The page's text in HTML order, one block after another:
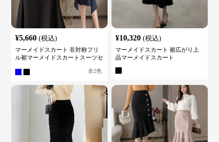
¥5,660 (税込)
マーメイドスカート 非対称フリ
ル裾マーメイドスカートスーツセ
全2色
¥10,320 (税込)
マーメイドスカート 裾広がり上
品マーメイドスカート